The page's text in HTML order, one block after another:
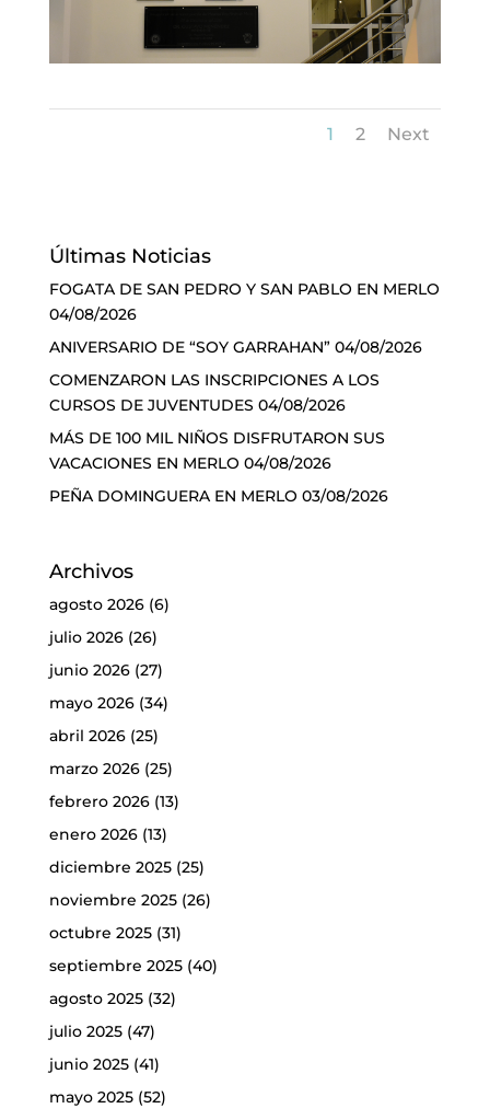
1 2 Next
Últimas Noticias
FOGATA DE SAN PEDRO Y SAN PABLO EN MERLO
04/08/2026
ANIVERSARIO DE “SOY GARRAHAN” 04/08/2026
COMENZARON LAS INSCRIPCIONES A LOS
CURSOS DE JUVENTUDES 04/08/2026
MÁS DE 100 MIL NIÑOS DISFRUTARON SUS
VACACIONES EN MERLO 04/08/2026
PEÑA DOMINGUERA EN MERLO 03/08/2026
Archivos
agosto 2026(6)
julio 2026(26)
junio 2026(27)
mayo 2026(34)
abril 2026(25)
marzo 2026(25)
febrero 2026(13)
enero 2026(13)
diciembre 2025(25)
noviembre 2025(26)
octubre 2025(31)
septiembre 2025(40)
agosto 2025(32)
julio 2025(47)
junio 2025(41)
mayo 2025(52)